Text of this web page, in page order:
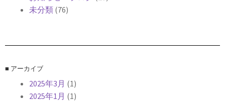
未分類 (76)
■ アーカイブ
2025年3月 (1)
2025年1月 (1)